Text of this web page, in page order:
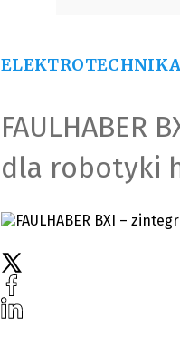
ELEKTROTECHNIKA
FAULHABER
dla robotyki